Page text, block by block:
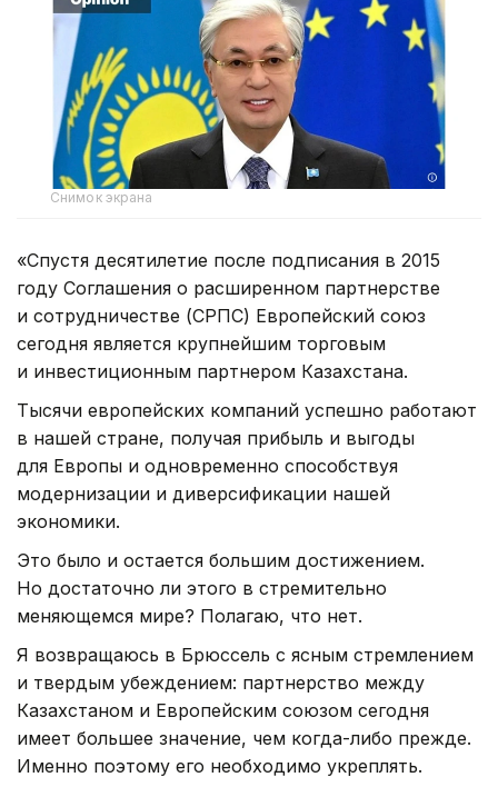
Снимок экрана
«Спустя десятилетие после подписания в 2015
году Соглашения о расширенном партнерстве
и сотрудничестве (СРПС) Европейский союз
сегодня является крупнейшим торговым
и инвестиционным партнером Казахстана.
Тысячи европейских компаний успешно работают
в нашей стране, получая прибыль и выгоды
для Европы и одновременно способствуя
модернизации и диверсификации нашей
экономики.
Это было и остается большим достижением.
Но достаточно ли этого в стремительно
меняющемся мире? Полагаю, что нет.
Я возвращаюсь в Брюссель с ясным стремлением
и твердым убеждением: партнерство между
Казахстаном и Европейским союзом сегодня
имеет большее значение, чем когда-либо прежде.
Именно поэтому его необходимо укреплять.